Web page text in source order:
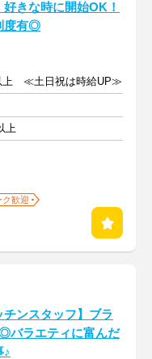
きな時に開始OK！
度有◎
上 ≪土日祝は時給UP≫
上
ク歓迎
チンスタッフ】ブラ
バラエティに富んだ
♪